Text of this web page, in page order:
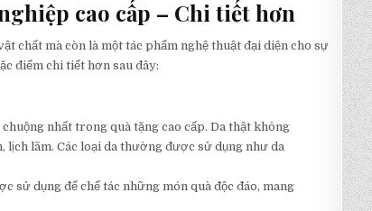
cao cấp – Chi tiết hơn
chất mà còn là một tác phẩm nghệ thuật đại diện cho sự
điểm chi tiết hơn sau đây:
nhất trong quà tặng cao cấp. Da thật không
lịch lãm. Các loại da thường được sử dụng như da
sử dụng để chế tác những món quà độc đáo, mang